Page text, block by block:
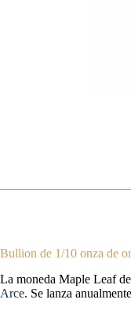
Bullion de 1/10 onza de
La moneda Maple Leaf
Arce. Se lanza